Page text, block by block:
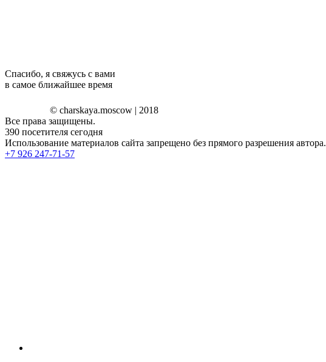
Спасибо, я свяжусь с вами
в самое ближайшее время
© charskaya.moscow | 2018
Все права защищены.
390 посетителя сегодня
Использование материалов сайта запрещено без прямого разрешения автора.
+7 926 247-71-57